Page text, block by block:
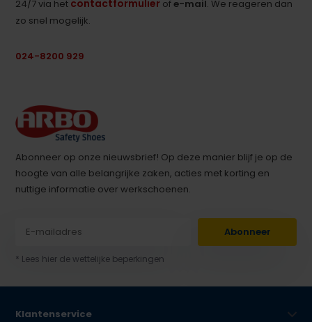
24/7 via het contactformulier ofe-mail. We reageren dan
zo snel mogelijk.
024-8200 929
Abonneer op onze nieuwsbrief! Op deze manier blijf je op de
hoogte van alle belangrijke zaken, acties met korting en
nuttige informatie over werkschoenen.
Abonneer
* Lees hier de wettelijke beperkingen
Klantenservice